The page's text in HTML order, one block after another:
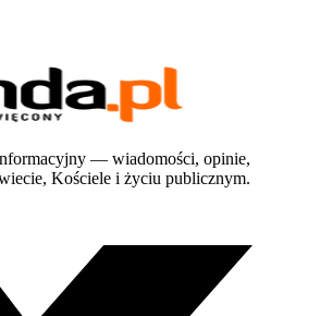
— wiadomości, opinie,
Kościele i życiu publicznym.